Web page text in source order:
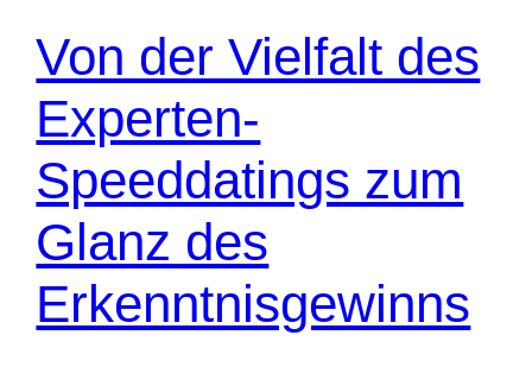
Von der Vielfalt des
Experten-
Speeddatings zum
Glanz des
Erkenntnisgewinns